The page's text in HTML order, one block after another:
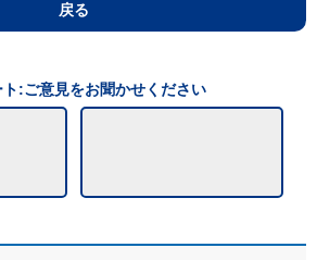
戻る
ト:ご意見をお聞かせください